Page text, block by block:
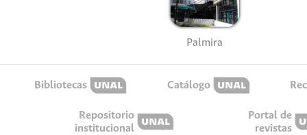
Palmira
Bibliotecas Catálogo
Repositorio
institucional
Portal de
revistas